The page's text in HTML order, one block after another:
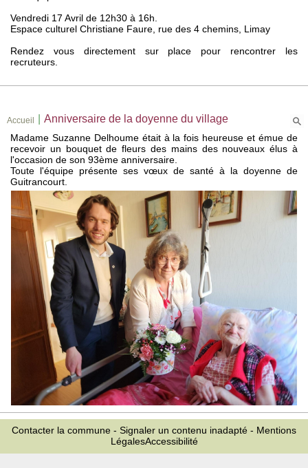
Vendredi 17 Avril de 12h30 à 16h.
Espace culturel Christiane Faure, rue des 4 chemins, Limay
Rendez vous directement sur place pour rencontrer les
recruteurs.
Accueil Anniversaire de la doyenne du village
Madame Suzanne Delhoume était à la fois heureuse et émue de
recevoir un bouquet de fleurs des mains des nouveaux élus à
l'occasion de son 93ème anniversaire.
Toute l'équipe présente ses vœux de santé à la doyenne de
Guitrancourt.
Contacter la commune - Signaler un contenu inadapté - Mentions
LégalesAccessibilité